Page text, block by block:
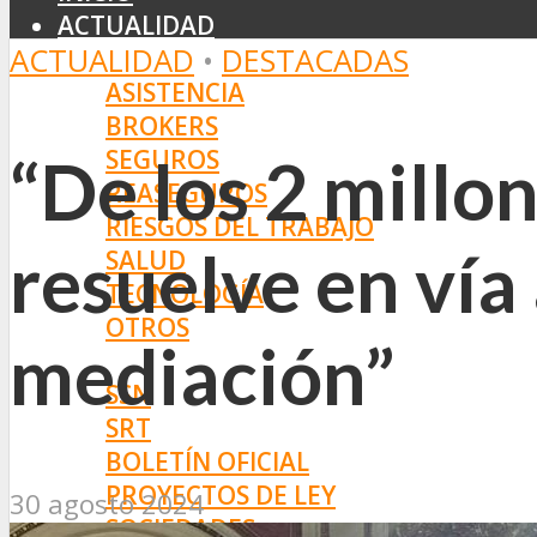
ACTUALIDAD
MERCADO
ASISTENCIA
BROKERS
SEGUROS
REASEGUROS
RIESGOS DEL TRABAJO
SALUD
TECNOLOGÍA
OTROS
NORMAS
SSN
SRT
BOLETÍN OFICIAL
PROYECTOS DE LEY
SOCIEDADES
ACTUALIDAD • DESTACADAS
“De los 2
resuelve en
mediación”
30 agosto 2024